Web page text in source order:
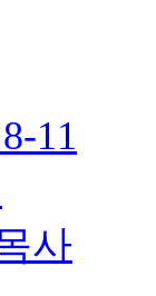
11
사